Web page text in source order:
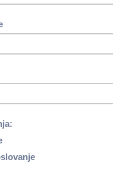
preraspodele
pripada - 74%,
od poreza na